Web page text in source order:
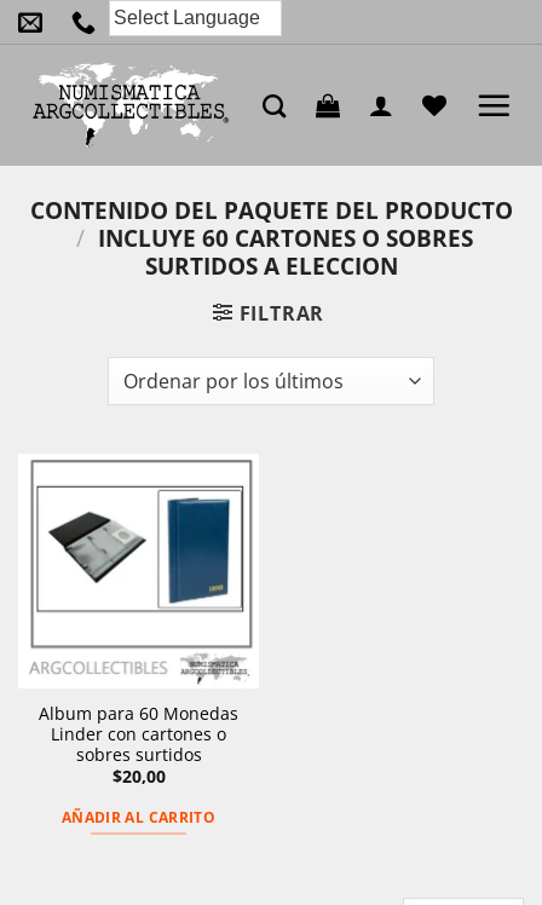
Saltar
al
contenido
CONTENIDO DEL PAQUETE DEL PRODUCTO
/ INCLUYE 60 CARTONES O SOBRES
SURTIDOS A ELECCION
FILTRAR
Album para 60 Monedas
Linder con cartones o
sobres surtidos
$20,00
AÑADIR AL CARRITO